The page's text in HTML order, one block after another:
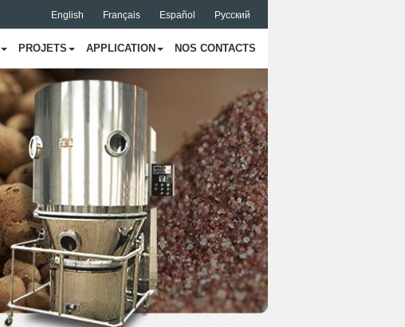
English Français Español Русский
PROJETS APPLICATION NOS CONTACTS